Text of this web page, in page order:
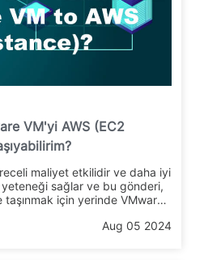
VM'yi AWS (EC2
maliyet etkilidir ve daha iyi
sağlar ve bu gönderi,
taşınmak için yerinde VMware
nasıl dönüştüreceğinizi
Aug 05 2024